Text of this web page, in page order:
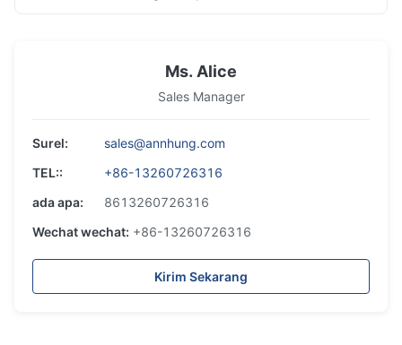
Ms. Alice
Sales Manager
Surel:
sales@annhung.com
TEL::
+86-13260726316
ada apa:
8613260726316
Wechat wechat: +86-13260726316
Kirim Sekarang